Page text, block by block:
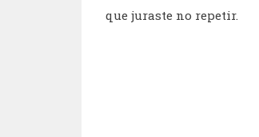
que juraste no repetir.